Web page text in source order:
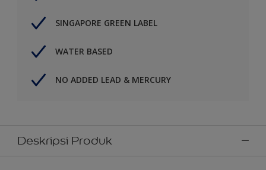
SINGAPORE GREEN LABEL
WATER BASED
NO ADDED LEAD & MERCURY
Deskripsi Produk